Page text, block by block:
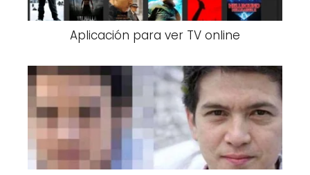
Aplicación para ver TV online